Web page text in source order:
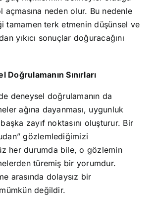
açmasına neden olur. Bu nedenle
tamamen terk etmenin düşünsel ve
yıkıcı sonuçlar doğuracağını
Doğrulamanın Sınırları
deneysel doğrulamanın da
ağına dayanması, uygunluk
zayıf noktasını oluşturur. Bir
gözlemlediğimizi
her durumda bile, o gözlemin
türemiş bir yorumdur.
arasında dolaysız bir
değildir.